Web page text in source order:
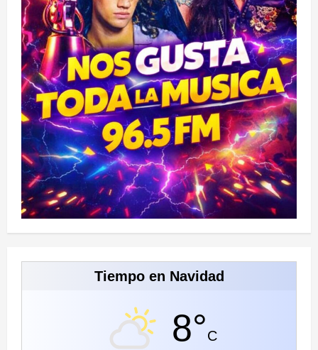
Tiempo en Navidad
8°C